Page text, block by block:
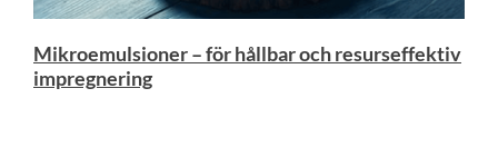
Mikroemulsioner – för hållbar och resurseffektiv
impregnering